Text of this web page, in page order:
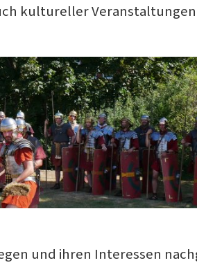
kultureller
und ihren Interessen